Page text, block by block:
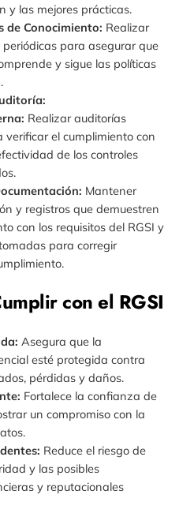
y las mejores prácticas.
de Conocimiento: Realizar
para asegurar que
y sigue las políticas
Realizar auditorías
verificar el cumplimiento con
de los controles
Mantener
y registros que demuestren
con los requisitos del RGSI y
para corregir
con el RGSI
Asegura que la
esté protegida contra
pérdidas y daños.
Fortalece la confianza de
un compromiso con la
Reduce el riesgo de
y las posibles
y reputacionales